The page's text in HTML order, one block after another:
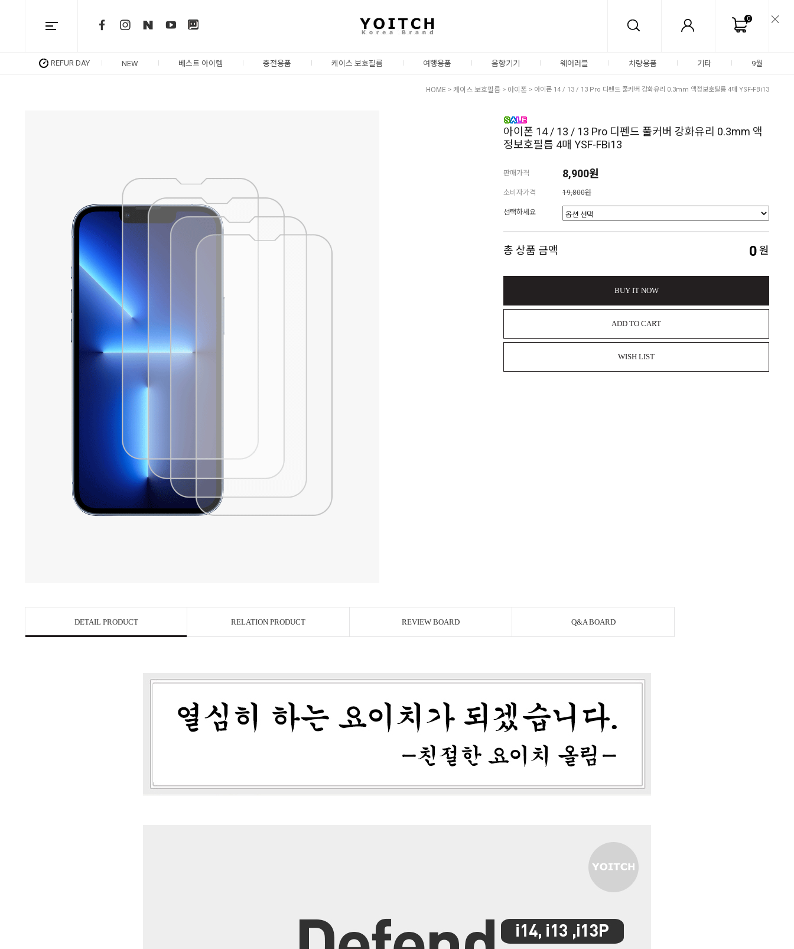
0
REFUR DAY NEW 베스트 아이템 충전용품 케이스 보호필름 여행용품 음향기기 웨어러블 차량용품 기타 9월
HOME > 케이스 보호필름 > 아이폰 > 아이폰 14 / 13 / 13 Pro 디펜드 풀커버 강화유리 0.3mm 액정보호필름 4매 YSF-FBi13
아이폰 14 / 13 / 13 Pro 디펜드 풀커버 강화유리 0.3mm 액
정보호필름 4매 YSF-FBi13
판매가격 8,900원
소비자가격 19,800원
선택하세요
총 상품 금액 0원
BUY IT NOW
ADD TO CART
WISH LIST
DETAIL PRODUCT RELATION PRODUCT REVIEW BOARD Q&A BOARD